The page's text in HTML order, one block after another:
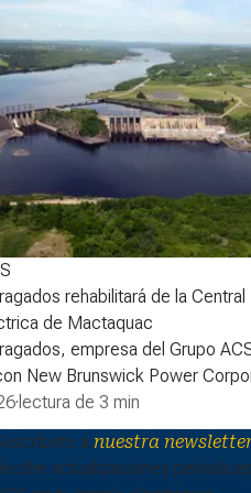
rehabilitará de la Central
de Mactaquac
empresa del Grupo
New Brunswick Power
el acuerdo para desarrollar la
del proyecto de
Hidroeléctrica de Mactaquac. La
lidera la Asociación para la
· lectura de 3 min
a nuestra
actualizaciones